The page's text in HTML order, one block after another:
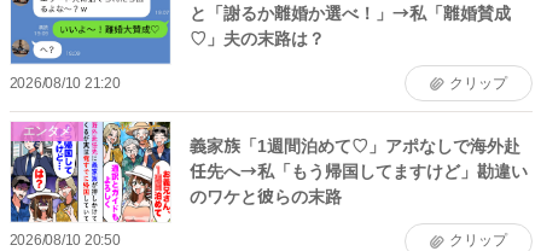
と「謝るか離婚か選べ！」→私「離婚賛成
♡」夫の末路は？
2026/08/10 21:20 クリップ
エンタメ
義家族「1週間泊めて♡」アポなしで海外赴
任先へ→私「もう帰国してますけど」勘違い
のワケと彼らの末路
2026/08/10 20:50 クリップ